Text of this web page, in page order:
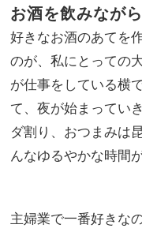
お酒を飲みなが
好きなお酒のあてを
のが、私にとっての
が仕事をしている横
て、夜が始まってい
ダ割り、おつまみは
んなゆるやかな時間
主婦業で一番好きな